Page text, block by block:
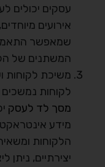
עסקים יכולים
אירועים
שמאפשר
המשתנים של
משיכת לקוחות
לקוחות נמשכים
מסך לד לעסק
מידע
הלקוחות
יצירתיים, ניתן